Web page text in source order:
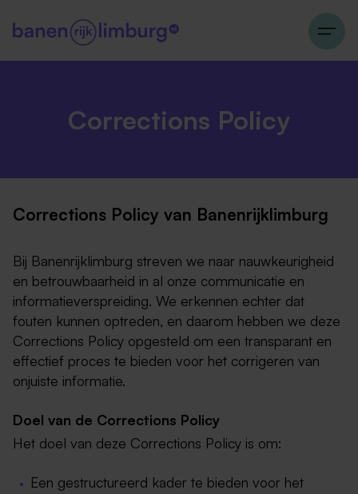
Corrections Policy
Corrections Policy van Banenrijklimburg
Bij Banenrijklimburg streven we naar nauwkeurigheid
en betrouwbaarheid in al onze communicatie en
informatieverspreiding. We erkennen echter dat
fouten kunnen optreden, en daarom hebben we deze
Corrections Policy opgesteld om een transparant en
effectief proces te bieden voor het corrigeren van
onjuiste informatie.
Doel van de Corrections Policy
Het doel van deze Corrections Policy is om:
Een gestructureerd kader te bieden voor het